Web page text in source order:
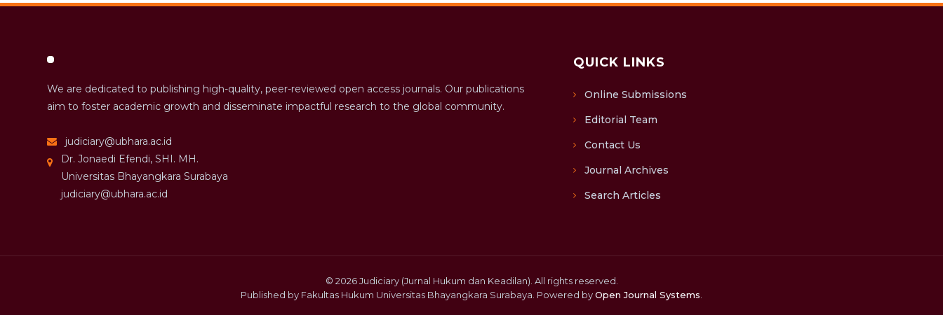
We are dedicated to publishing high-quality, peer-reviewed open access journals. Our publications
aim to foster academic growth and disseminate impactful research to the global community.
judiciary@ubhara.ac.id
Dr. Jonaedi Efendi, SHI. MH.
Universitas Bhayangkara Surabaya
judiciary@ubhara.ac.id
QUICK LINKS
Online Submissions
Editorial Team
Contact Us
Journal Archives
Search Articles
© 2026 Judiciary (Jurnal Hukum dan Keadilan). All rights reserved.
Published by Fakultas Hukum Universitas Bhayangkara Surabaya. Powered byOpen Journal Systems